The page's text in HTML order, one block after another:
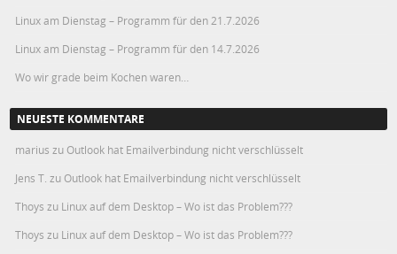
Linux am Dienstag – Programm für den 21.7.2026
Linux am Dienstag – Programm für den 14.7.2026
Wo wir grade beim Kochen waren…
NEUESTE KOMMENTARE
marius zu Outlook hat Emailverbindung nicht verschlüsselt
Jens T. zu Outlook hat Emailverbindung nicht verschlüsselt
Thoys zu Linux auf dem Desktop – Wo ist das Problem???
Thoys zu Linux auf dem Desktop – Wo ist das Problem???